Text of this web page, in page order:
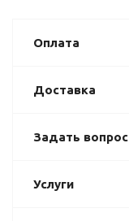
Оплата
Доставка
Задать вопрос
Услуги